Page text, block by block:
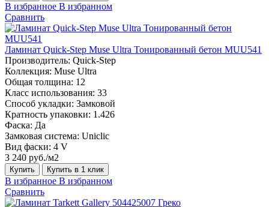
В избранное В избранном
Сравнить
Ламинат Quick-Step Muse Ultra Тонированный бетон MUU541
Производитель: Quick-Step
Коллекция: Muse Ultra
Общая толщина: 12
Класс использования: 33
Способ укладки: Замковой
Кратность упаковки: 1.426
Фаска: Да
Замковая система: Uniclic
Вид фаски: 4 V
3 240 руб./м2
Купить Купить в 1 клик
В избранное В избранном
Сравнить